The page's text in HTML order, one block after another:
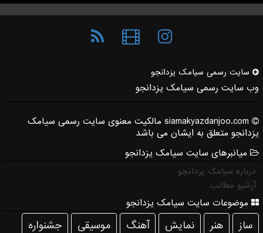
سایت رسمی سیامك یزدانجو
وب سایت رسمی سیامک یزدانجو
siamakyazdanjoo.com مالکیت معنوی سایت رسمی سیامک
یزدانجو متعلق به ایشان می باشد
میانبرهای سایت سیامک یزدانجو
درباره سیامک یزدانجو
آرشیو مطالب
موضوعات سایت سیامک یزدانجو
ساز هنر نمایش آهنگ موسیقی جشنواره